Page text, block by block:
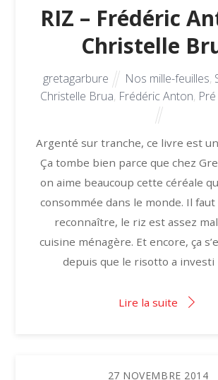
RIZ – Frédéric
Christelle
gretagarbure Nos mille-feuilles,
Christelle Brua, Frédéric Anton,
Argenté sur tranche, ce livre est
Ça tombe bien parce que chez
on aime beaucoup cette céréale
consommée dans le monde. Il
reconnaître, le riz est assez
cuisine ménagère. Et encore, ça
depuis que le risotto a investi
Lire la suite
27 NOVEMBRE 2014